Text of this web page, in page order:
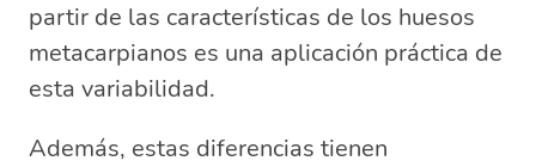
partir de las características de los huesos
metacarpianos es una aplicación práctica de
esta variabilidad.
Además, estas diferencias tienen